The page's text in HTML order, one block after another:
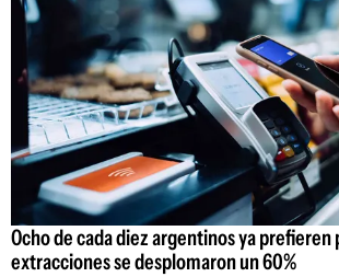
Ocho de cada diez argentinos ya prefieren
extracciones se desplomaron un 60%